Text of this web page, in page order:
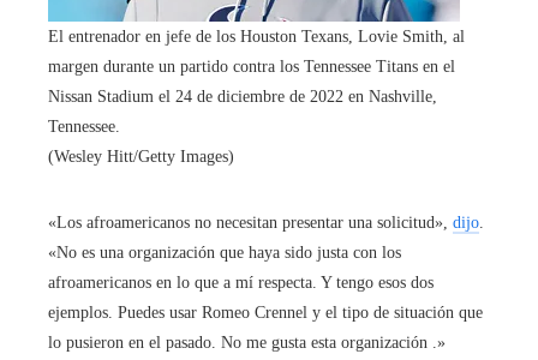
El entrenador en jefe de los Houston Texans, Lovie Smith, al
margen durante un partido contra los Tennessee Titans en el
Nissan Stadium el 24 de diciembre de 2022 en Nashville,
Tennessee.
(Wesley Hitt/Getty Images)
«Los afroamericanos no necesitan presentar una solicitud», dijo.
«No es una organización que haya sido justa con los
afroamericanos en lo que a mí respecta. Y tengo esos dos
ejemplos. Puedes usar Romeo Crennel y el tipo de situación que
lo pusieron en el pasado. No me gusta esta organización .»